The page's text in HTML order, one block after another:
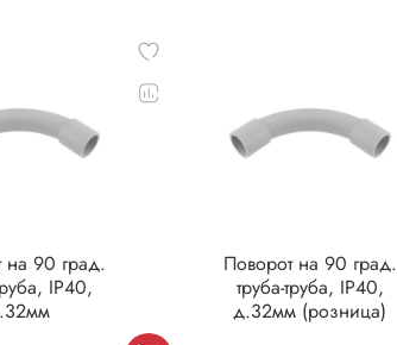
на 90 град.
IP40,
Поворот на 90 град.
труба-труба, IP40,
д.32мм (розница)